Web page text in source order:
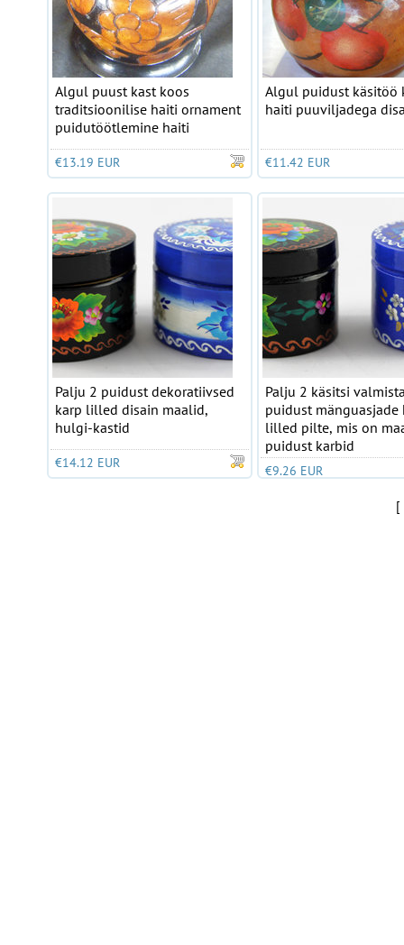
Algul puust kast koos
traditsioonilise haiti ornament
puidutöötlemine haiti
€13.19 EUR
Algul puidust käsitöö
haiti puuviljadega
€11.42 EUR
Palju 2 puidust dekoratiivsed
karp lilled disain maalid,
hulgi-kastid
€14.12 EUR
Palju 2 käsitsi
puidust mänguasjade
lilled pilte, mis on
puidust karbid
€9.26 EUR